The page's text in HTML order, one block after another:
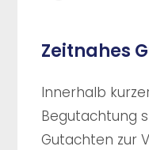
Zeitnahes
Innerhalb
Begutachtung
Gutachten zur